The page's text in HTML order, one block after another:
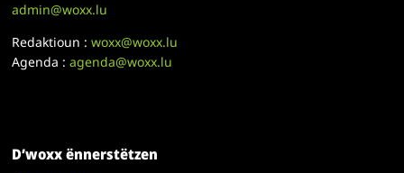
admin@woxx.lu
Redaktioun :woxx@woxx.lu
Agenda :agenda@woxx.lu
D’woxx ënnerstëtzen